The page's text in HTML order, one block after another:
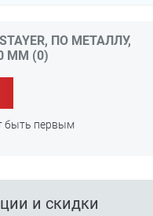
ПО МЕТАЛЛУ,
ММ (0)
быть первым
и скидки